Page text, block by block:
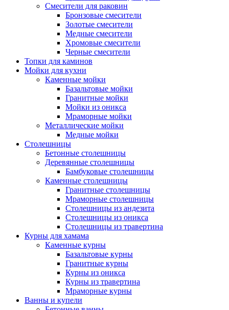
Смесители для раковин
Бронзовые смесители
Золотые смесители
Медные смесители
Хромовые смесители
Черные смесители
Топки для каминов
Мойки для кухни
Каменные мойки
Базальтовые мойки
Гранитные мойки
Мойки из оникса
Мраморные мойки
Металлические мойки
Медные мойки
Столешницы
Бетонные столешницы
Деревянные столешницы
Бамбуковые столешницы
Каменные столешницы
Гранитные столешницы
Мраморные столешницы
Столешницы из андезита
Столешницы из оникса
Столешницы из травертина
Курны для хамама
Каменные курны
Базальтовые курны
Гранитные курны
Курны из оникса
Курны из травертина
Мраморные курны
Ванны и купели